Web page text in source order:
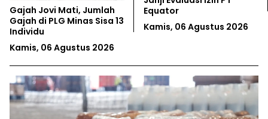
Raja Ampat Belum Aman
dari Tambang Nikel
Kamis, 06 Agustus 2026
Informasi Soal Rencana
Investasi di Aceh